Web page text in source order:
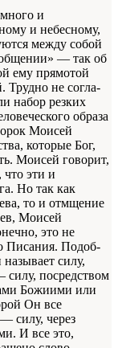
и
и небесному,
между собой
— так об
ему прямотой
Трудно не согла­
набор резких
образа
Моисей
которые Бог,
Моисей говорит,
что эти и
Но так как
то и отмщение
Моисей
это не
Писания. Подоб­
силу,
посредством
Божиими или
Он все
силу, через
И все это,